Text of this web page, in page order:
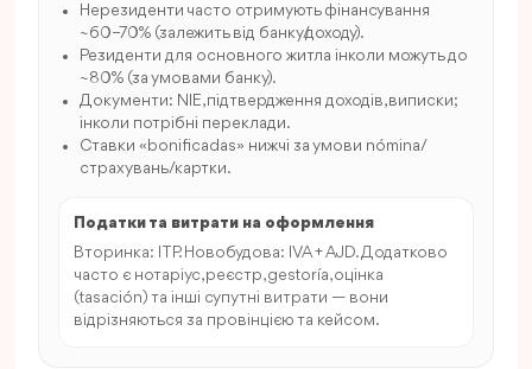
Нерезиденти часто отримують фінансування
~60–70% (залежить від банку/доходу).
Резиденти для основного житла інколи можуть до
~80% (за умовами банку).
Документи: NIE, підтвердження доходів, виписки;
інколи потрібні переклади.
Ставки «bonificadas» нижчі за умови nómina/
страхувань/картки.
Податки та витрати на оформлення
Вторинка: ITP. Новобудова: IVA + AJD. Додатково
часто є нотаріус, реєстр, gestoría, оцінка
(tasación) та інші супутні витрати — вони
відрізняються за провінцією та кейсом.